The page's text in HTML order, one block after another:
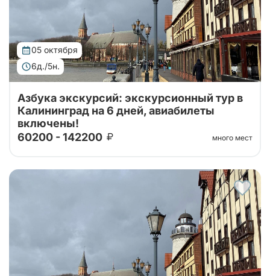
05 октября
6д./5н.
стороной. Проведите свой отпуск в увлекательном
шестидневном туре, где сможете насладиться
сочетанием культуры, истории и природы...
Азбука экскурсий: экскурсионный тур в
Калининград на 6 дней, авиабилеты
включены!
60200 - 142200
много мест